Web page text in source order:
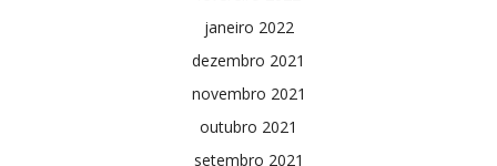
janeiro 2022
dezembro 2021
novembro 2021
outubro 2021
setembro 2021